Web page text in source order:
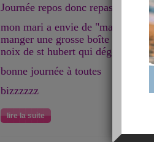
Journée repos donc repas à la
mon mari a envie de
manger une grosse boîte c'est
noix de st hubert qui dégouline
bonne journée à toutes
bizzzzzz
lire la suite